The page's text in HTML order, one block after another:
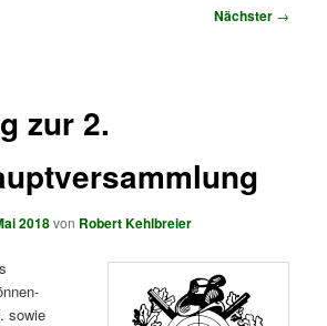
Nächster →
zur 2.
2018von Robert Kehlbreier
sowie